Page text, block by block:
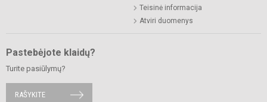
Teisinė informacija
Atviri duomenys
Pastebėjote klaidų?
Turite pasiūlymų?
RAŠYKITE